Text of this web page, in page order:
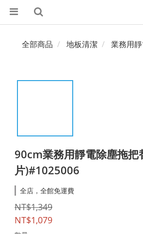
全部商品 地板清潔 業務用
90cm業務用靜電除塵拖把
片)#1025006
全店，全館免運費
NT$1,349
NT$1,079